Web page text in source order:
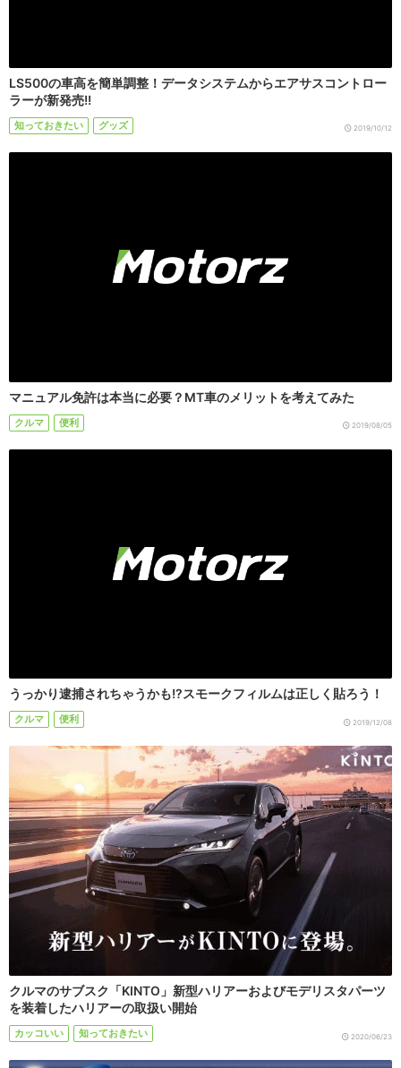
LS500の車高を簡単調整！データシステムからエアサスコントロー
ラーが新発売!!
知っておきたい グッズ 2019/10/12
マニュアル免許は本当に必要？MT車のメリットを考えてみた
クルマ 便利 2019/08/05
うっかり逮捕されちゃうかも!?スモークフィルムは正しく貼ろう！
クルマ 便利 2019/12/08
クルマのサブスク「KINTO」新型ハリアーおよびモデリスタパーツ
を装着したハリアーの取扱い開始
カッコいい 知っておきたい 2020/06/23